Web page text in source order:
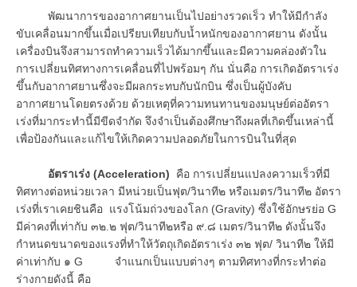
พัฒนาการของอากาศยานเป็นไปอย่างรวดเร็ว ทำให้มีกำลัง
ขับเคลื่อนมากขึ้นเมื่อเปรียบเทียบกับน้ำหนักของอากาศยาน ดังนั้น
เครื่องบินจึงสามารถทำความเร็วได้มากขึ้นและมีความคล่องตัวใน
การเปลี่ยนทิศทางการเคลื่อนที่ไปพร้อมๆ กัน นั่นคือ การเกิดอัตราเร่ง
ขึ้นกับอากาศยานซึ่งจะมีผลกระทบกับนักบิน ซึ่งเป็นผู้บังคับ
อากาศยานโดยตรงด้วย ด้วยเหตุที่ความทนทานของมนุษย์ต่ออัตรา
เร่งที่มากระทำนี้มีขีดจำกัด จึงจำเป็นต้องศึกษาถึงผลที่เกิดขึ้นเหล่านี้
เพื่อป้องกันและแก้ไขให้เกิดความปลอดภัยในการบินในที่สุด
อัตราเร่ง (Acceleration) คือ การเปลี่ยนแปลงความเร็วที่มี
ทิศทางต่อหน่วยเวลา มีหน่วยเป็นฟุต/วินาที๒ หรือเมตร/วินาที๒ อัตรา
เร่งที่เราเคยชินคือ แรงโน้มถ่วงของโลก (Gravity) ซึ่งใช้อักษรย่อ G
มีค่าคงที่เท่ากับ ๓๒.๒ ฟุต/วินาที๒หรือ ๙.๘ เมตร/วินาที๒ ดังนั้นจึง
กำหนดขนาดของแรงที่ทำให้วัตถุเกิดอัตราเร่ง ๓๒ ฟุต/ วินาที๒ ให้มี
ค่าเท่ากับ ๑ G จำแนกเป็นแบบต่างๆ ตามทิศทางที่กระทำต่อ
ร่างกายดังนี้ คือ